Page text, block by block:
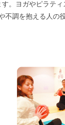
。ヨガやピラテ
調を抱える人の